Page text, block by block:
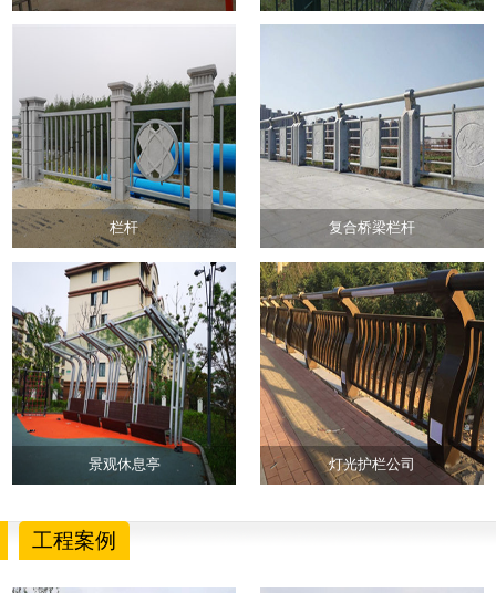
栏杆 复合桥梁栏杆
景观休息亭 灯光护栏公司
工程案例